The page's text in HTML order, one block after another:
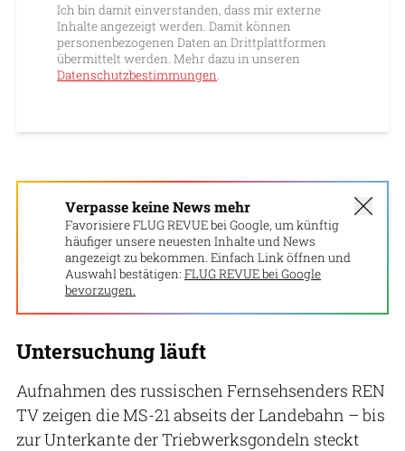
Ich bin damit einverstanden, dass mir externe
Inhalte angezeigt werden. Damit können
personenbezogenen Daten an Drittplattformen
übermittelt werden. Mehr dazu in unseren
Datenschutzbestimmungen.
Verpasse keine News mehr
Favorisiere FLUG REVUE bei Google, um künftig
häufiger unsere neuesten Inhalte und News
angezeigt zu bekommen. Einfach Link öffnen und
Auswahl bestätigen: FLUG REVUE bei Google
bevorzugen.
Untersuchung läuft
Aufnahmen des russischen Fernsehsenders REN
TV zeigen die MS-21 abseits der Landebahn – bis
zur Unterkante der Triebwerksgondeln steckt